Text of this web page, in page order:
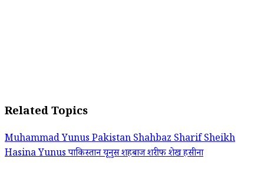
Related Topics
Muhammad YunusPakistanShahbaz SharifSheikh
HasinaYunusपाकिस्तानयूनुसशहबाज शरीफशेख हसीना